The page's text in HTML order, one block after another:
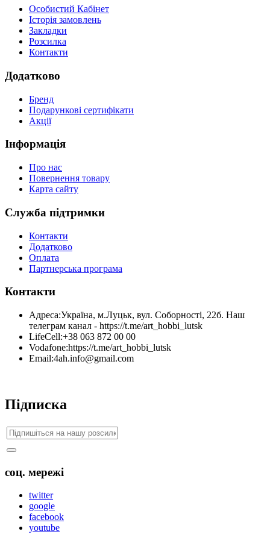
Особистий Кабінет
Історія замовлень
Закладки
Розсилка
Контакти
Додатково
Бренд
Подарункові сертифікати
Акції
Інформація
Про нас
Повернення товару
Карта сайту
Служба підтримки
Контакти
Додатково
Оплата
Партнерська програма
Контакти
Адреса:Україна, м.Луцьк, вул. Соборності, 22б. Наш
телеграм канал - https://t.me/art_hobbi_lutsk
LifeCell:+38 063 872 00 00
Vodafone:https://t.me/art_hobbi_lutsk
Email:4ah.info@gmail.com
Підписка
соц. мережі
twitter
google
facebook
youtube